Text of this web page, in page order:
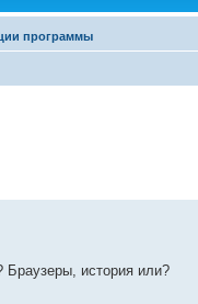
программы
история или?